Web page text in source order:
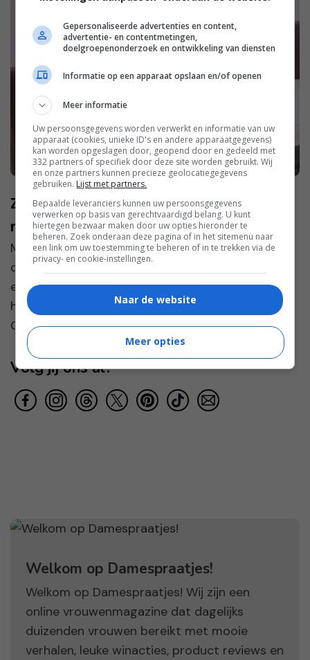
Zo voel je je beter tijdens die tijd van de
maand
Meestal is ‘die tijd van de maand’ niet de meest
comfortabele periode. Krampen, vermoeidheid en
een onrustig gevoel door je menstruatie kunnen
het dagelijks leven behoorlijk beïnvloeden.
Gelukkig...
Volg jij ons al?
Welkom op Damespraatjes!
Welkom op Damespraatjes! Wij zijn een
online vrouwenmagazine dat dagelijks
duizenden vrouwen bereikt met mooie
verhalen, leuke winacties, product reviews en
Gepersonaliseerde advertenties en content,
advertentie- en contentmetingen,
doelgroepenonderzoek en ontwikkeling van diensten
Informatie op een apparaat opslaan en/of openen
Meer informatie
Uw persoonsgegevens worden verwerkt en informatie van uw
apparaat (cookies, unieke ID's en andere apparaatgegevens)
kan worden opgeslagen door, geopend door en gedeeld met
332 partners of specifiek door deze site worden gebruikt. Wij
en onze partners kunnen precieze geolocatiegegevens
gebruiken. Lijst met partners.
Bepaalde leveranciers kunnen uw persoonsgegevens
verwerken op basis van gerechtvaardigd belang. U kunt
hiertegen bezwaar maken door uw opties hieronder te
beheren. Zoek onderaan deze pagina of in het sitemenu naar
een link om uw toestemming te beheren of in te trekken via de
privacy- en cookie-instellingen.
Naar de website
Meer opties